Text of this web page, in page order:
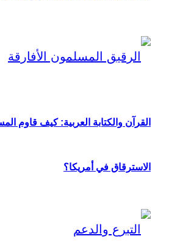
القرآن والكتابة العربية: كيف قاوم
الاسترقاق في أمريكا؟